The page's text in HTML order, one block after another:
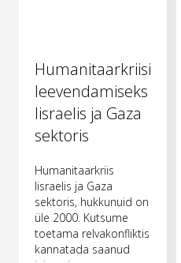
Humanitaarkriisi
leevendamiseks
Iisraelis ja Gaza
sektoris
Humanitaarkriis
Iisraelis ja Gaza
sektoris, hukkunuid on
üle 2000. Kutsume
toetama relvakonfliktis
kannatada saanud